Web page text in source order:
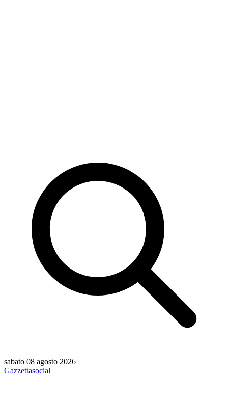
sabato 08 agosto 2026
Gazzettasocial